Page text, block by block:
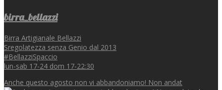
birra_bellazzi
Birra Artigianale Bellazzi
Sregolatezza senza Genio dal 2013
#BellazziSpaccio
lun-sab 17-24 dom 17-22:30
Anche questo agosto non vi abbandoniamo! Non andat